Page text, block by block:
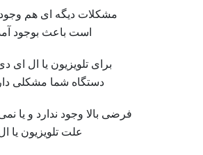
مشکلات دیگه ای هم
است باعث بوجود
برای تلویزیون یا ال ای
دستگاه شما مشکلی
فرضی بالا وجود ندارد و یا
علت تلویزیون یا